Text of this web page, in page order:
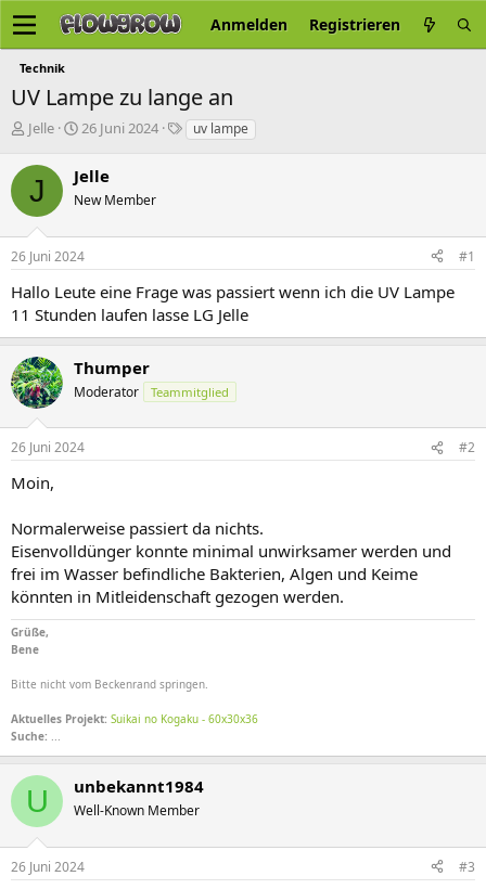
Anmelden Registrieren
Technik
UV Lampe zu lange an
E
s
e
l
e
Jelle
E
t
e
l
t
a
m
26 Juni 2024
S
w
t
e
uv lampe
J Jelle
New Member
26 Juni 2024 #1
Hallo Leute eine Frage was passiert wenn ich die UV Lampe
11 Stunden laufen lasse LG Jelle
Thumper
Moderator Teammitglied
26 Juni 2024 #2
Moin,
Normalerweise passiert da nichts.
Eisenvolldünger konnte minimal unwirksamer werden und
frei im Wasser befindliche Bakterien, Algen und Keime
könnten in Mitleidenschaft gezogen werden.
Grüße,
Bene
Bitte nicht vom Beckenrand springen.
Aktuelles Projekt: Suikai no Kogaku - 60x30x36
Suche: ...
U unbekannt1984
Well-Known Member
26 Juni 2024 #3